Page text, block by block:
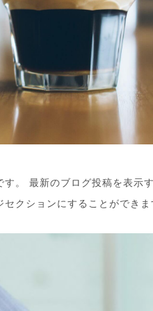
。 最新のブログ投稿を表示
クションにすることができま